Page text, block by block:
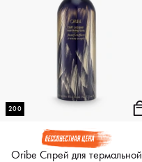
200
Oribe Спрей для термальной